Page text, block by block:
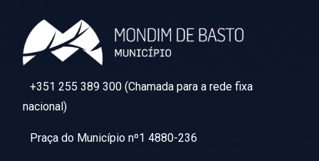
+351 255 389 300 (Chamada para a rede fixa
nacional)
Praça do Município nº1 4880-236